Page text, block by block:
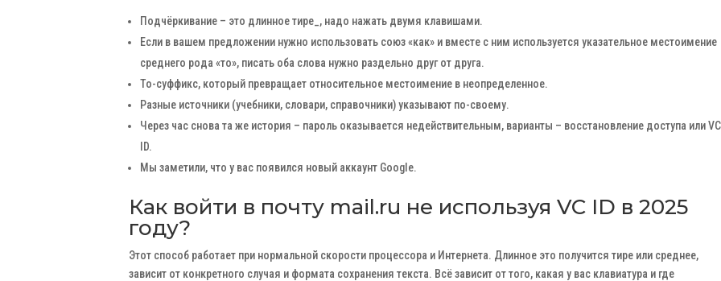
Подчёркивание – это длинное тире_, надо нажать двумя клавишами.
Если в вашем предложении нужно использовать союз «как» и вместе с ним используется указательное местоимение
среднего рода «то», писать оба слова нужно раздельно друг от друга.
То-суффикс, который превращает относительное местоимение в неопределенное.
Разные источники (учебники, словари, справочники) указывают по-своему.
Через час снова та же история – пароль оказывается недействительным, варианты – восстановление доступа или VC
ID.
Мы заметили, что у вас появился новый аккаунт Google.
Как войти в почту mail.ru не используя VC ID в 2025
году?
Этот способ работает при нормальной скорости процессора и Интернета. Длинное это получится тире или среднее,
зависит от конкретного случая и формата сохранения текста. Всё зависит от того, какая у вас клавиатура и где